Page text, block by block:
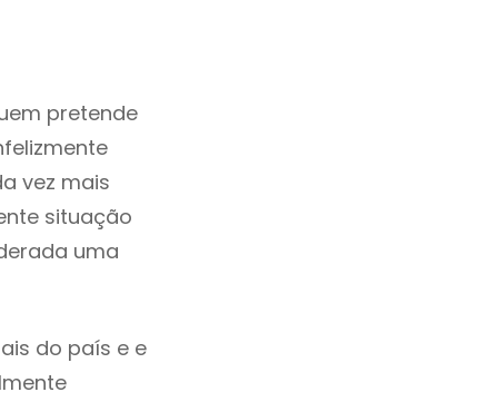
pretende
vez mais
situação
uma
do país e e